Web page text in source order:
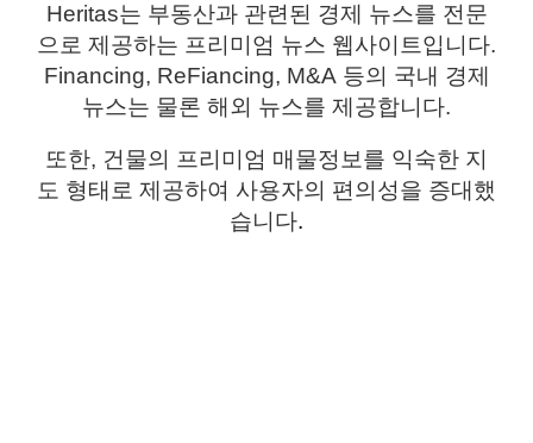
Heritas는 부동산과 관련된 경제 뉴스를 전문
으로 제공하는 프리미엄 뉴스 웹사이트입니다.
Financing, ReFiancing, M&A 등의 국내 경제
뉴스는 물론 해외 뉴스를 제공합니다.
또한, 건물의 프리미엄 매물정보를 익숙한 지
도 형태로 제공하여 사용자의 편의성을 증대했
습니다.